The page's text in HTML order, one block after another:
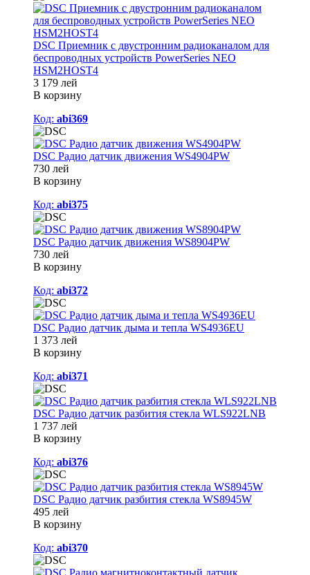
DSC Приемник с двустронним радиоканалом для
беспроводных устройств PowerSeries NEO
HSM2HOST4
3 179 лей
В корзину
Код: abi369
DSC Радио датчик движения WS4904PW
730 лей
В корзину
Код: abi375
DSC Радио датчик движения WS8904PW
730 лей
В корзину
Код: abi372
DSC Радио датчик дыма и тепла WS4936EU
1 373 лей
В корзину
Код: abi371
DSC Радио датчик разбития стекла WLS922LNB
1 737 лей
В корзину
Код: abi376
DSC Радио датчик разбития стекла WS8945W
495 лей
В корзину
Код: abi370